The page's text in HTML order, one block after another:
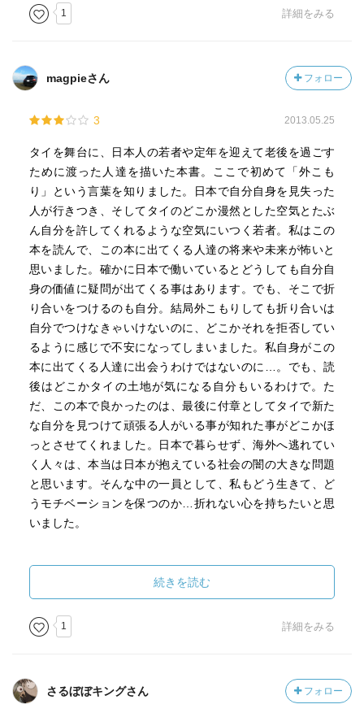
「フリーターとかニートといった言葉は、少子化問題や年
金破綻といった社会福祉を支える枠組みの維持という、政
ったように思う。」
人であることを捨てることまではできないからだ。」
「結局、日本人は『頑張る』という言葉を巡って人生が展
開される、そうも思える。いや、日本人というより、資本
主義の世の中では、どこも同じなのかもしれない。外こも
りとラングナムの比較から見えてくるのは、突き詰める
と、近代がどういう時代であったか、そして、近代資本主
義がもたらした豊かさに対する問いかけなのかもしれな
い。」
1 詳細をみる
magpieさん フォロー
3 2013.05.25
タイを舞台に、日本人の若者や定年を迎えて老後を過ごす
ために渡った人達を描いた本書。ここで初めて「外こも
り」という言葉を知りました。日本で自分自身を見失った
人が行きつき、そしてタイのどこか漫然とした空気とたぶ
ん自分を許してくれるような空気にいつく若者。私はこの
本を読んで、この本に出てくる人達の将来や未来が怖いと
思いました。確かに日本で働いているとどうしても自分自
身の価値に疑問が出てくる事はあります。でも、そこで折
り合いをつけるのも自分。結局外こもりしても折り合いは
自分でつけなきゃいけないのに、どこかそれを拒否してい
るように感じで不安になってしまいました。私自身がこの
本に出てくる人達に出会うわけではないのに…。でも、読
後はどこかタイの土地が気になる自分もいるわけで。た
だ、この本で良かったのは、最後に付章としてタイで新た
な自分を見つけて頑張る人がいる事が知れた事がどこかほ
っとさせてくれました。日本で暮らせず、海外へ逃れてい
く人々は、本当は日本が抱えている社会の闇の大きな問題
と思います。そんな中の一員として、私もどう生きて、ど
うモチベーションを保つのか…折れない心を持ちたいと思
いました。
続きを読む
1 詳細をみる
さるぼぼキングさん フォロー